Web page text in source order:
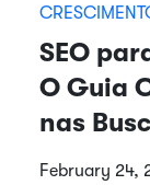
SEO
O Guia
nas
February 24,